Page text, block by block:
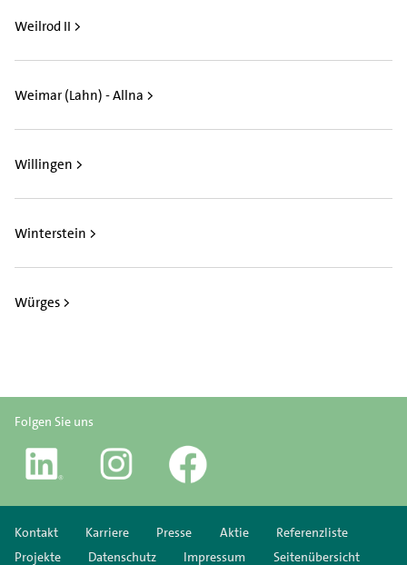
Weilrod II >
Weimar (Lahn) - Allna >
Willingen >
Winterstein >
Würges >
Folgen Sie uns
Kontakt Karriere Presse Aktie
Referenzliste
Projekte
Datenschutz Impressum Seitenübersicht